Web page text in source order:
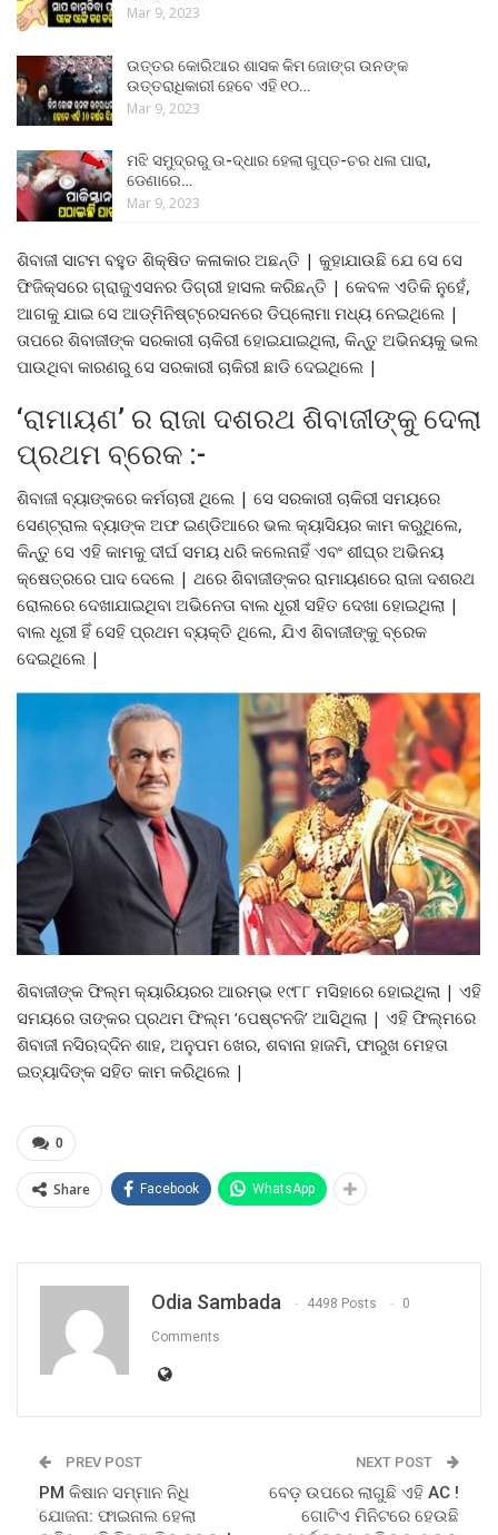
Mar 9, 2023
ଉତ୍ତର କୋରିଆର ଶାସକ କିମ ଜୋଙ୍ଗ ଉନଙ୍କ
ଉତ୍ତରାଧିକାରୀ ହେବେ ଏହି ୧୦…
Mar 9, 2023
ମଝି ସମୁଦ୍ରରୁ ଉ-ଦ୍ଧାର ହେଲା ଗୁପ୍ତ-ଚର ଧଳା ପାରା,
ଡେଣାରେ…
Mar 9, 2023
ଶିବାଜୀ ସାଟମ ବହୁତ ଶିକ୍ଷିତ କଳାକାର ଅଛନ୍ତି | କୁହାଯାଉଛି ଯେ ସେ ସେ
ଫିଜିକ୍ସରେ ଗ୍ରାଜୁଏସନର ଡିଗ୍ରୀ ହାସଲ କରିଛନ୍ତି | କେବଳ ଏତିକି ନୁହେଁ,
ଆଗକୁ ଯାଇ ସେ ଆଡ୍ମିନିଷ୍ଟ୍ରେସନରେ ଡିପ୍ଲୋମା ମଧ୍ୟ ନେଇଥିଲେ |
ତାପରେ ଶିବାଜୀଙ୍କ ସରକାରୀ ଚାକିରୀ ହୋଇଯାଇଥିଲା, କିନ୍ତୁ ଅଭିନୟକୁ ଭଲ
ପାଉଥିବା କାରଣରୁ ସେ ସରକାରୀ ଚାକିରୀ ଛାଡି ଦେଇଥିଲେ |
‘ରାମାୟଣ’ ର ରାଜା ଦଶରଥ ଶିବାଜୀଙ୍କୁ ଦେଲା
ପ୍ରଥମ ବ୍ରେକ :-
ଶିବାଜୀ ବ୍ୟାଙ୍କରେ କର୍ମଚାରୀ ଥିଲେ | ସେ ସରକାରୀ ଚାକିରୀ ସମୟରେ
ସେଣ୍ଟ୍ରାଲ ବ୍ୟାଙ୍କ ଅଫ ଇଣ୍ଡିଆରେ ଭଲ କ୍ୟାସିୟର କାମ କରୁଥିଲେ,
କିନ୍ତୁ ସେ ଏହି କାମକୁ ଦୀର୍ଘ ସମୟ ଧରି କଲେନାହିଁ ଏବଂ ଶୀଘ୍ର ଅଭିନୟ
କ୍ଷେତ୍ରରେ ପାଦ ଦେଲେ | ଥରେ ଶିବାଜୀଙ୍କର ରାମାୟଣରେ ରାଜା ଦଶରଥ
ରୋଲରେ ଦେଖାଯାଇଥିବା ଅଭିନେତା ବାଲ ଧୂରୀ ସହିତ ଦେଖା ହୋଇଥିଲା |
ବାଲ ଧୂରୀ ହିଁ ସେହି ପ୍ରଥମ ବ୍ୟକ୍ତି ଥିଲେ, ଯିଏ ଶିବାଜୀଙ୍କୁ ବ୍ରେକ
ଦେଇଥିଲେ |
ଶିବାଜୀଙ୍କ ଫିଲ୍ମ କ୍ୟାରିୟରର ଆରମ୍ଭ ୧୯୮୮ ମସିହାରେ ହୋଇଥିଲା | ଏହି
ସମୟରେ ତାଙ୍କର ପ୍ରଥମ ଫିଲ୍ମ ‘ପେଷ୍ଟନଜି’ ଆସିଥିଲା | ଏହି ଫିଲ୍ମରେ
ଶିବାଜୀ ନସିଋଦ୍ଦିନ ଶାହ, ଅନୁପମ ଖେର, ଶବାନା ହାଜମି, ଫାରୁଖ ମେହତା
ଇତ୍ୟାଦିଙ୍କ ସହିତ କାମ କରିଥିଲେ |
0
Share Facebook WhatsApp
Odia Sambada 4498 Posts 0
Comments
PREV POST
PM କିଷାନ ସମ୍ମାନ ନିଧି
ଯୋଜନା: ଫାଇନାଲ ହେଲା
NEXT POST
ବେଡ଼ ଉପରେ ଲାଗୁଛି ଏହି AC !
ଗୋଟିଏ ମିନିଟରେ ହେଉଛି